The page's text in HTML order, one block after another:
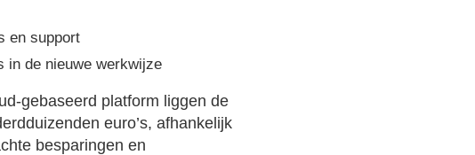
en support
in de nieuwe werkwijze
gebaseerd platform liggen de
euro’s, afhankelijk
besparingen en